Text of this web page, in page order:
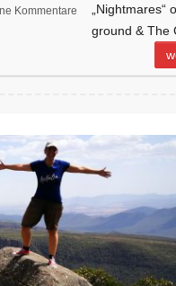
Kommentare
„Nightmares“
ground & The